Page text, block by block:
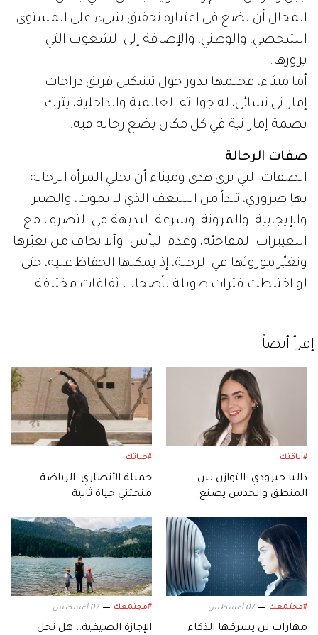
المجال أن يضع في اعتباره تحقيق شيء على المستوى
الشخصي، والوطني، والإضافة إلى الشعوب التي
يزورها.
أما ميثاء، فحلمها يدور حول تشكيل فريق دراجات
إماراتي نسائي، له جولاته العالمية والداخلية، يترك
بصمة إماراتية في كل مكان يضع رحاله فيه.
صفات الرحالة
الصفات التي ترى هدى وميثاء أن تحلي المرأة الرحالة
بها ضروري، تبدأ من الشغف الذي لا يموت، والصبر
والإيجابية، والمرونة، وسرعة البديهة في التصرف مع
التغييرات المفاجئة، وعدم اليأس. وألا تخاف من تغيّرها
وتغيّر موروثها في الرحلة، إذ يمكنها الحفاظ عليه، حتى
لو اختلطت فترات طويلة بأصحاب ثقافات مختلفة.
إقرأ أيضاً
#أناقتك
داليا جيرودي: التوازن بين
المنطق والحدس يصنع
#حياتك
جميلة الأنصاري: الرياضة
منحتني حياة ثانية
#مجتمعك 07 أغسطس
مهارات لن يسرقها الذكاء
#مجتمعك 07 أغسطس
الإجازة الصيفية.. هل تحل